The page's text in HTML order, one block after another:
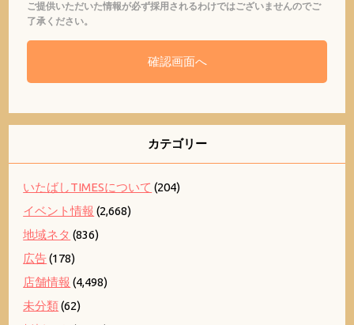
ご提供いただいた情報が必ず採用されるわけではございませんのでご
了承ください。
カテゴリー
いたばしTIMESについて (204)
イベント情報 (2,668)
地域ネタ (836)
広告(178)
店舗情報 (4,498)
未分類(62)